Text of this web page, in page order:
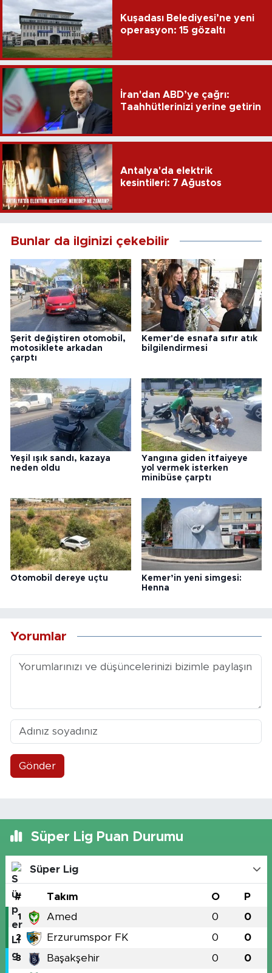
Kuşadası Belediyesi’ne yeni
operasyon: 15 gözaltı
İran'dan ABD’ye çağrı:
Taahhütlerinizi yerine getirin
Antalya'da elektrik
kesintileri: 7 Ağustos
Bunlar da ilginizi çekebilir
Şerit değiştiren otomobil,
motosiklete arkadan
çarptı
Kemer'de esnafa sıfır atık
bilgilendirmesi
Yeşil ışık sandı, kazaya
neden oldu
Yangına giden itfaiyeye
yol vermek isterken
minibüse çarptı
Otomobil dereye uçtu
Kemer’in yeni simgesi:
Henna
Yorumlar
Gönder
Süper Lig Puan Durumu
Süper Lig
# Takım O P
1 Amed 0 0
2 Erzurumspor FK 0 0
3 Başakşehir 0 0